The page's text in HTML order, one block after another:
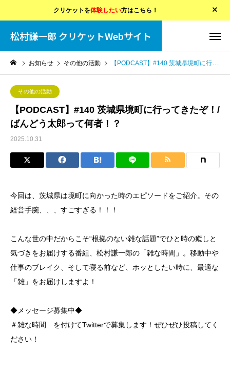
クリケットを体験したい方はこちら！
松村謙一郎 クリケットWebサイト
お知らせ その他の活動 【PODCAST】#140 茨城県境町に行ってきたぞ！/ばんどう太郎って何者！？
その他の活動
【PODCAST】#140 茨城県境町に行ってきたぞ！/
ばんどう太郎って何者！？
2025.10.31
今回は、茨城県は境町に向かった時のエピソードをご紹介。その
経営手腕、、、すごすぎる！！！
こんな世の中だからこそ“根拠のない雑な話題”でひと時の癒しと
気づきをお届けする番組、松村謙一郎の「雑な時間」。移動中や
仕事のブレイク、そして寝る前など、ホッとしたい時に、最適な
「雑」をお届けしますよ！
◆メッセージ募集中◆
＃雑な時間 を付けてTwitterで募集します！ぜひぜひ投稿してく
ださい！